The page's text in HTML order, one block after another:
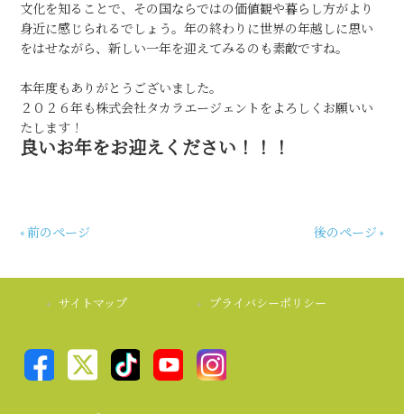
文化を知ることで、その国ならではの価値観や暮らし方がより
身近に感じられるでしょう。年の終わりに世界の年越しに思い
をはせながら、新しい一年を迎えてみるのも素敵ですね。
本年度もありがとうございました。
２０２６年も株式会社タカラエージェントをよろしくお願いい
たします！
良いお年をお迎えください！！！
« 前のページ 後のページ »
サイトマップ プライバシーポリシー